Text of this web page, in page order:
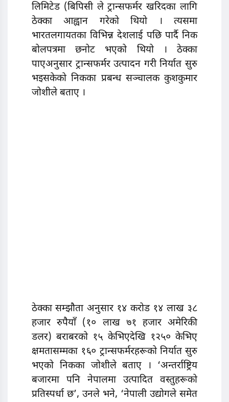
लिमिटेड (बिपिसी ले ट्रान्सफर्मर खरिदका लागि
ठेक्का आह्वान गरेको थियो । त्यसमा
भारतलगायतका विभिन्न देशलाई पछि पार्दै निक
बोलपत्रमा छनोट भएको थियो । ठेक्का
पाएअनुसार ट्रान्सफर्मर उत्पादन गरी निर्यात सुरु
भइसकेको निकका प्रबन्ध सञ्चालक कुशकुमार
जोशीले बताए ।
ठेक्का सम्झौता अनुसार १४ करोड १४ लाख ३८
हजार रुपैयाँ (१० लाख ७१ हजार अमेरिकी
डलर) बराबरको १५ केभिएदेखि १२५० केभिए
क्षमतासम्मका १६० ट्रान्सफर्मरहरूको निर्यात सुरु
भएको निकका जोशीले बताए । ‘अन्तर्राष्ट्रिय
बजारमा पनि नेपालमा उत्पादित वस्तुहरूको
प्रतिस्पर्धा छ’, उनले भने, ‘नेपाली उद्योगले समेत